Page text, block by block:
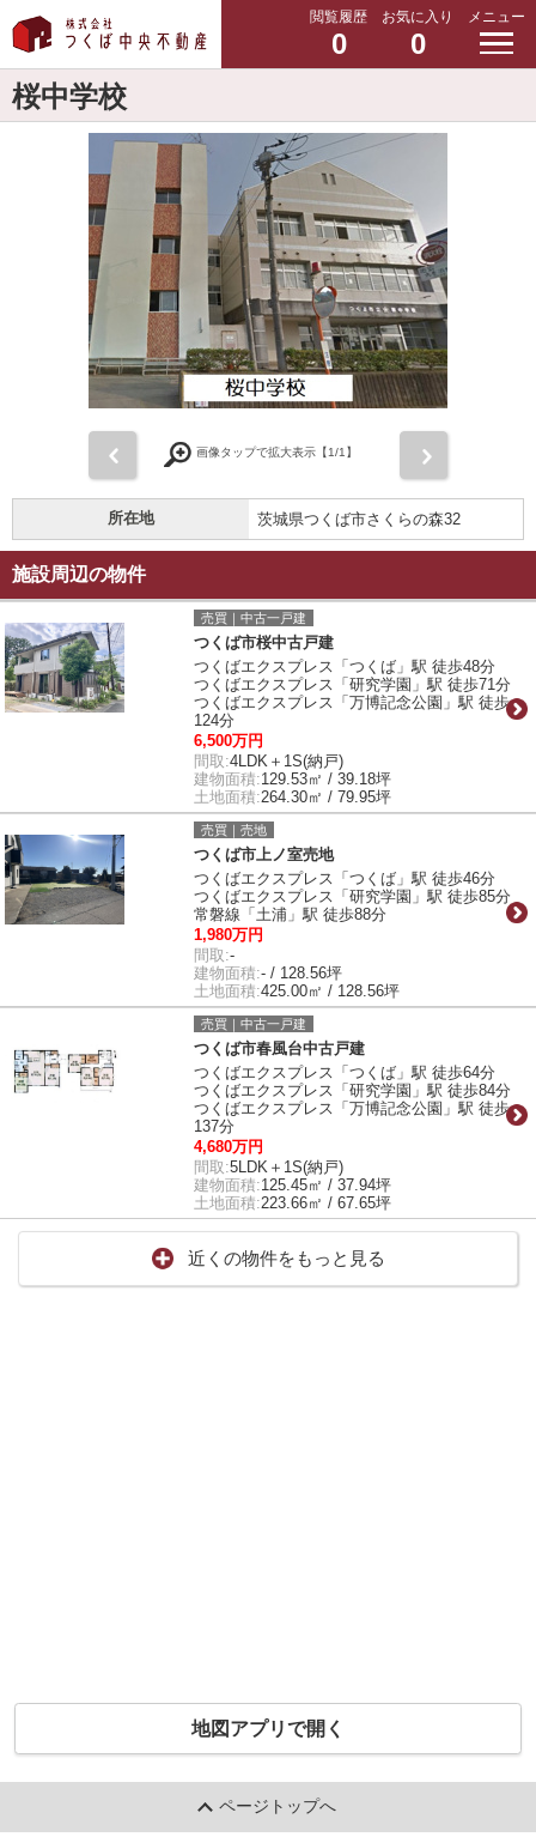
閲覧履歴
0
お気に入り
0
メニュー
桜中学校
画像タップで拡大表示【1/1】
所在地 茨城県つくば市さくらの森32
施設周辺の物件
売買｜中古一戸建
つくば市桜中古戸建
つくばエクスプレス「つくば」駅 徒歩48分
つくばエクスプレス「研究学園」駅 徒歩71分
つくばエクスプレス「万博記念公園」駅 徒歩
124分
6,500万円
間取:4LDK＋1S(納戸)
建物面積:129.53㎡ / 39.18坪
土地面積:264.30㎡ / 79.95坪
売買｜売地
つくば市上ノ室売地
つくばエクスプレス「つくば」駅 徒歩46分
つくばエクスプレス「研究学園」駅 徒歩85分
常磐線「土浦」駅 徒歩88分
1,980万円
間取:-
建物面積:- / 128.56坪
土地面積:425.00㎡ / 128.56坪
売買｜中古一戸建
つくば市春風台中古戸建
つくばエクスプレス「つくば」駅 徒歩64分
つくばエクスプレス「研究学園」駅 徒歩84分
つくばエクスプレス「万博記念公園」駅 徒歩
137分
4,680万円
間取:5LDK＋1S(納戸)
建物面積:125.45㎡ / 37.94坪
土地面積:223.66㎡ / 67.65坪
近くの物件をもっと見る
地図アプリで開く
ページトップへ